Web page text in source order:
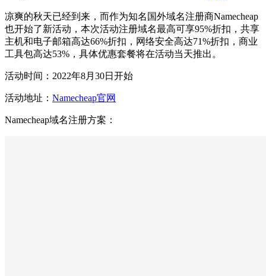
凉爽的秋天已经到来，而作为知名国外域名注册商Namecheap
也开始了新活动，本次活动注册域名最高可享95%折扣，共享
主机和电子邮箱高达66%折扣，网络安全高达71%折扣，商业
工具包高达53%，具体优惠套餐将在活动当天推出。
活动时间：2022年8月30日开始
活动地址： Namecheap官网
Namecheap域名注册方案：